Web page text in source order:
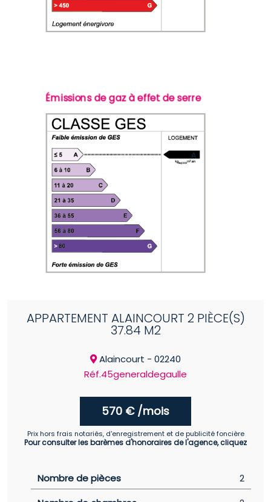
Émissions de gaz à effet de serre
A
APPARTEMENT ALAINCOURT 2 PIÈCE(S)
37.84 M2
Alaincourt - 02240
Réf.45generaldegaulle
570 € /mois
Prix hors frais notariés, d'enregistrement et de publicité foncière
Pour consulter les barèmes d'honoraires de l'agence, cliquez
Nombre de pièces
2